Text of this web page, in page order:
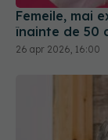
Femeile, mai
înainte de 50
26 apr 2026, 16:00